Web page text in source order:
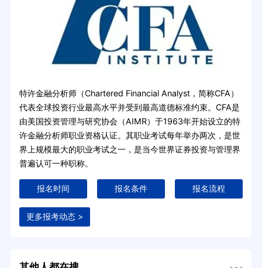
特许金融分析师（Chartered Financial Analyst，简称CFA）
代表全球投资行业最高水平并受到最高道德标准约束。CFA是
由美国投资管理与研究协会（AIMR）于1963年开始设立的特
许金融分析师职业资格认证。其职业考试每年举办两次，是世
界上规模最大的职业考试之一，是当今世界证券投资与管理界
普遍认可一种职称。
报名时间 报名条件 报名流程
更多报考动态 >